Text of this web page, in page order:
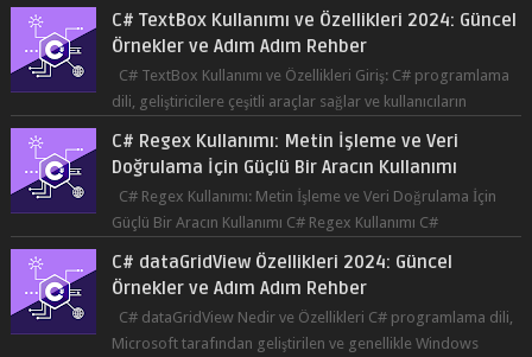
dili, geliştiricilere çeşitli araçlar sağlar ve kullanıcıların
etkileşimde bulun...
C# Regex Kullanımı: Metin İşleme ve Veri
Doğrulama İçin Güçlü Bir Aracın Kullanımı
C# Regex Kullanımı: Metin İşleme ve Veri Doğrulama İçin
Güçlü Bir Aracın Kullanımı C# Regex Kullanımı C#
programlama dilinde, düzenli ifad...
C# dataGridView Özellikleri 2024: Güncel
Örnekler ve Adım Adım Rehber
C# dataGridView Nedir ve Özellikleri C# programlama dili,
Microsoft tarafından geliştirilen ve genellikle Windows
tabanlı uygulama gelişti...